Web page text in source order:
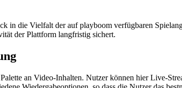
in die Vielfalt der auf playboom verfügbaren
der Plattform langfristig sichert.
an Video-Inhalten. Nutzer können hier Live-